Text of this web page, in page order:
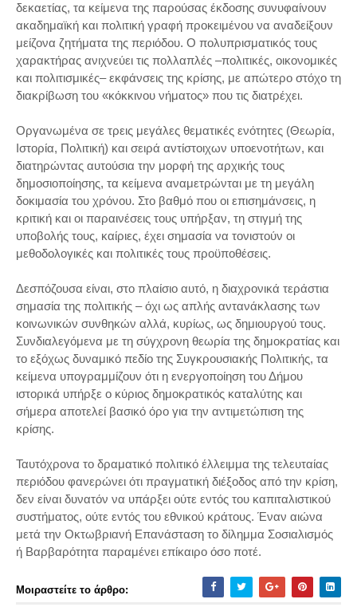
δεκαετίας, τα κείμενα της παρούσας έκδοσης συνυφαίνουν
ακαδημαϊκή και πολιτική γραφή προκειμένου να αναδείξουν
μείζονα ζητήματα της περιόδου. Ο πολυπρισματικός τους
χαρακτήρας ανιχνεύει τις πολλαπλές –πολιτικές, οικονομικές
και πολιτισμικές– εκφάνσεις της κρίσης, με απώτερο στόχο τη
διακρίβωση του «κόκκινου νήματος» που τις διατρέχει.
Οργανωμένα σε τρεις μεγάλες θεματικές ενότητες (Θεωρία,
Ιστορία, Πολιτική) και σειρά αντίστοιχων υποενοτήτων, και
διατηρώντας αυτούσια την μορφή της αρχικής τους
δημοσιοποίησης, τα κείμενα αναμετρώνται με τη μεγάλη
δοκιμασία του χρόνου. Στο βαθμό που οι επισημάνσεις, η
κριτική και οι παραινέσεις τους υπήρξαν, τη στιγμή της
υποβολής τους, καίριες, έχει σημασία να τονιστούν οι
μεθοδολογικές και πολιτικές τους προϋποθέσεις.
Δεσπόζουσα είναι, στο πλαίσιο αυτό, η διαχρονικά τεράστια
σημασία της πολιτικής – όχι ως απλής αντανάκλασης των
κοινωνικών συνθηκών αλλά, κυρίως, ως δημιουργού τους.
Συνδιαλεγόμενα με τη σύγχρονη θεωρία της δημοκρατίας και
το εξόχως δυναμικό πεδίο της Συγκρουσιακής Πολιτικής, τα
κείμενα υπογραμμίζουν ότι η ενεργοποίηση του Δήμου
ιστορικά υπήρξε ο κύριος δημοκρατικός καταλύτης και
σήμερα αποτελεί βασικό όρο για την αντιμετώπιση της
κρίσης.
Ταυτόχρονα το δραματικό πολιτικό έλλειμμα της τελευταίας
περιόδου φανερώνει ότι πραγματική διέξοδος από την κρίση,
δεν είναι δυνατόν να υπάρξει ούτε εντός του καπιταλιστικού
συστήματος, ούτε εντός του εθνικού κράτους. Έναν αιώνα
μετά την Οκτωβριανή Επανάσταση το δίλημμα Σοσιαλισμός
ή Βαρβαρότητα παραμένει επίκαιρο όσο ποτέ.
Μοιραστείτε το άρθρο: